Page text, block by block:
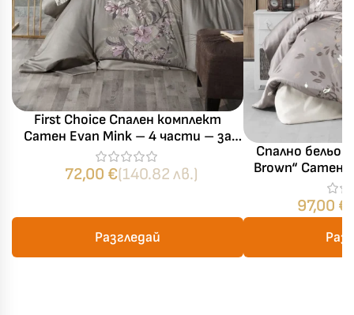
First Choice Спален комплект
Сатен Evan Mink – 4 части – за
единично легло
72,00 €(140.82 лв.)
Разгледай
Спално бельо
Brown“ Сатен
части
97,00 €